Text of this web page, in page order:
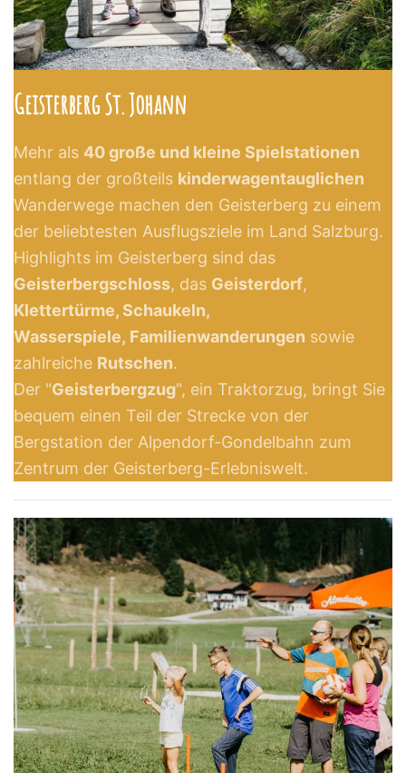
Geisterberg St. Johann
Mehr als 40 große und kleine Spielstationen
entlang der großteils kinderwagentauglichen
Wanderwege machen den Geisterberg zu einem
der beliebtesten Ausflugsziele im Land Salzburg.
Highlights im Geisterberg sind das
Geisterbergschloss, das Geisterdorf,
Klettertürme, Schaukeln,
Wasserspiele, Familienwanderungen sowie
zahlreiche Rutschen.
Der "Geisterbergzug", ein Traktorzug, bringt Sie
bequem einen Teil der Strecke von der
Bergstation der Alpendorf-Gondelbahn zum
Zentrum der Geisterberg-Erlebniswelt.